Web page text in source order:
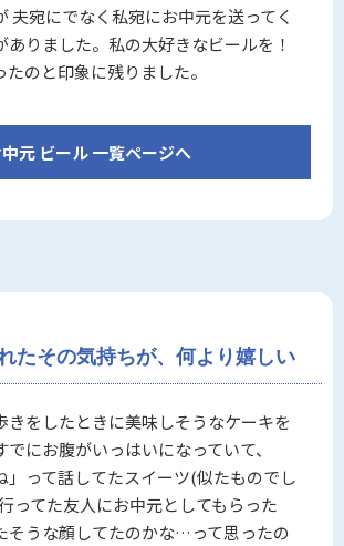
夫宛にでなく私宛にお中元を送ってく
ありました。私の大好きなビールを！
たのと印象に残りました。
元 ビール 一覧ページへ
たその気持ちが、何より嬉しい
きをしたときに美味しそうなケーキを
でにお腹がいっはいになっていて、
」って話してたスイーツ(似たものでし
ってた友人にお中元としてもらった
そうな顔してたのかな…って思ったの